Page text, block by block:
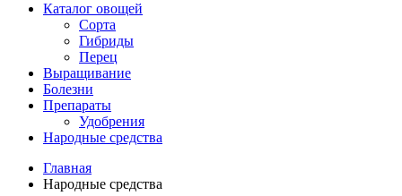
Каталог овощей
Сорта
Гибриды
Перец
Выращивание
Болезни
Препараты
Удобрения
Народные средства
Главная
Народные средства